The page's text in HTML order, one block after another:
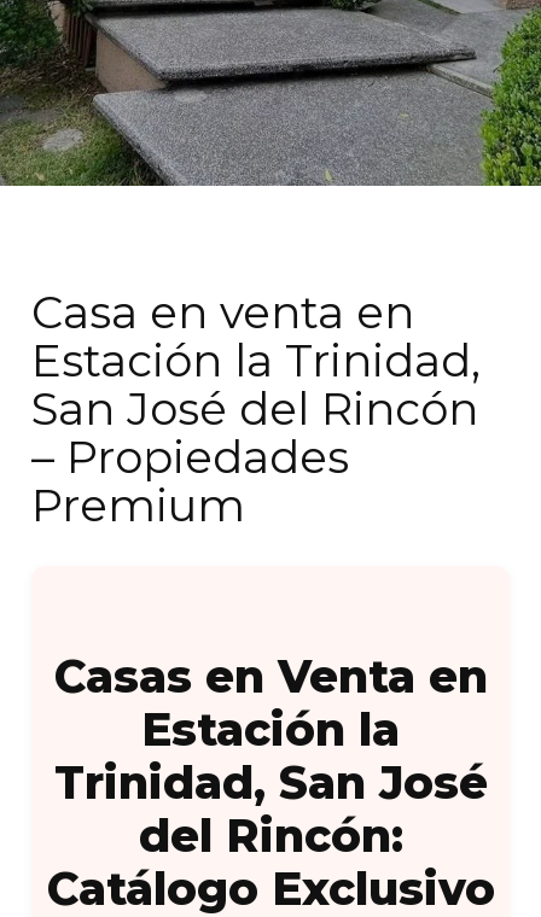
Casa en venta en
Estación la Trinidad,
San José del Rincón
– Propiedades
Premium
Casas en Venta en
Estación la
Trinidad, San José
del Rincón:
Catálogo Exclusivo